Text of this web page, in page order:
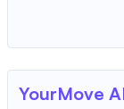
YourMove